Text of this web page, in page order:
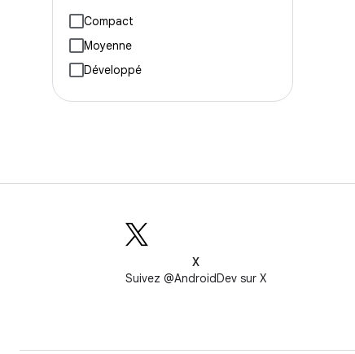
Compact
Moyenne
Développé
X
Suivez @AndroidDev sur X